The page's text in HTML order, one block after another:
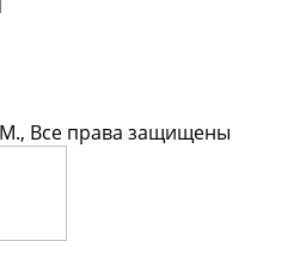
Все права защищены